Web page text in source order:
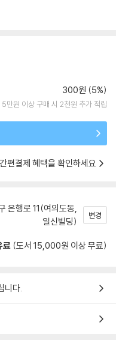
300원 (5%)
5만원 이상 구매 시 2천원 추가 적립
편결제 혜택을 확인하세요
은행로 11(여의도동,
일신빌딩)
변경
료 (도서 15,000원 이상 무료)
니다.